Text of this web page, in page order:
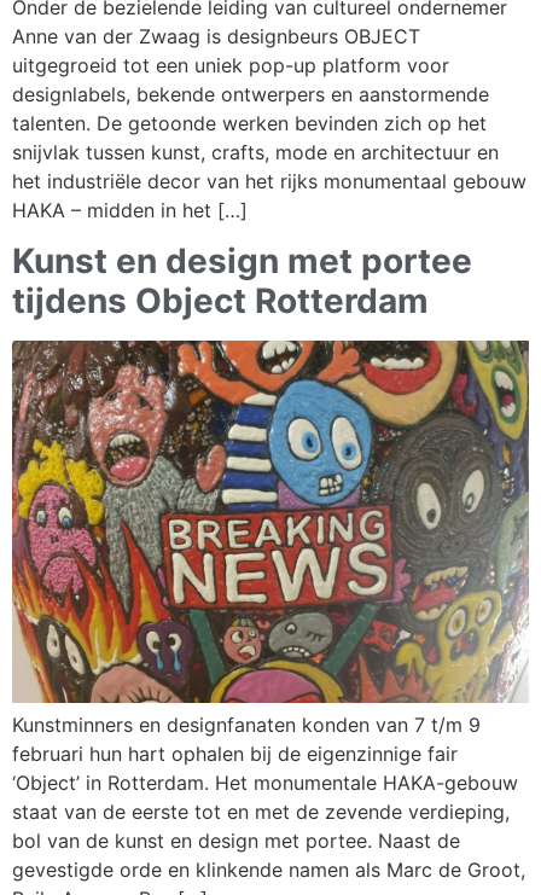
Onder de bezielende leiding van cultureel ondernemer
Anne van der Zwaag is designbeurs OBJECT
uitgegroeid tot een uniek pop-up platform voor
designlabels, bekende ontwerpers en aanstormende
talenten. De getoonde werken bevinden zich op het
snijvlak tussen kunst, crafts, mode en architectuur en
het industriële decor van het rijks monumentaal gebouw
HAKA – midden in het […]
Kunst en design met portee
tijdens Object Rotterdam
Kunstminners en designfanaten konden van 7 t/m 9
februari hun hart ophalen bij de eigenzinnige fair
‘Object’ in Rotterdam. Het monumentale HAKA-gebouw
staat van de eerste tot en met de zevende verdieping,
bol van de kunst en design met portee. Naast de
gevestigde orde en klinkende namen als Marc de Groot,